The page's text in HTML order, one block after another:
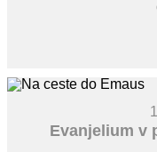
Evanjelium v